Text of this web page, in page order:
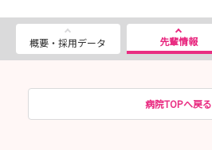
概要・採用データ 先輩情報
病院TOPへ戻る